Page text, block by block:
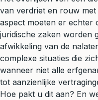
van verdriet en rouw
aspect moeten er echter
juridische zaken worden
afwikkeling van de
complexe situaties die
wanneer niet alle
tot aanzienlijke
Hoe pakt u dit aan? En